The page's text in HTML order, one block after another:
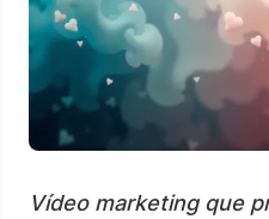
Vídeo marketing que